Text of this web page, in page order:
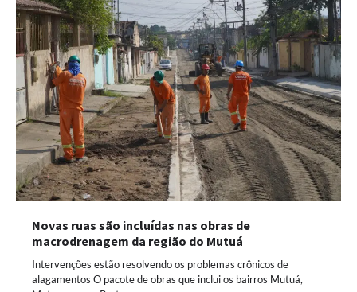
Novas ruas são incluídas nas obras de
macrodrenagem da região do Mutuá
Intervenções estão resolvendo os problemas crônicos de
alagamentos O pacote de obras que inclui os bairros Mutuá,